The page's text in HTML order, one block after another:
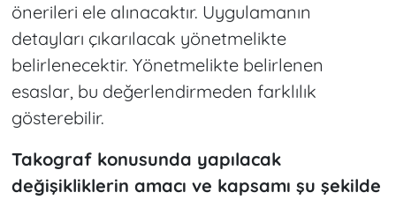
önerileri ele alınacaktır. Uygulamanın
detayları çıkarılacak yönetmelikte
belirlenecektir. Yönetmelikte belirlenen
esaslar, bu değerlendirmeden farklılık
gösterebilir.
Takograf konusunda yapılacak
değişikliklerin amacı ve kapsamı şu şekilde